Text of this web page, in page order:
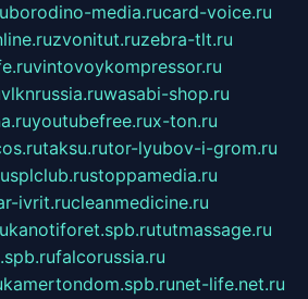
borodino-media.rucard-voice.ru
zvonitut.ruzebra-tlt.ru
vintovoykompressor.ru
vlknrussia.ruwasabi-shop.ru
youtubefree.rux-ton.ru
taksu.rutor-lyubov-i-grom.ru
splclub.rustoppamedia.ru
ivrit.rucleanmedicine.ru
kanotiforet.spb.rututmassage.ru
falcorussia.ru
kamertondom.spb.runet-life.net.ru